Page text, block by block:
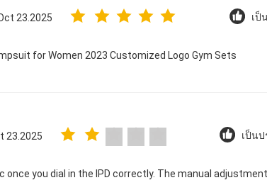
23.2025 เป็
for Women 2023 Customized Logo Gym Sets
23.2025 เป็น
you dial in the IPD correctly. The manual